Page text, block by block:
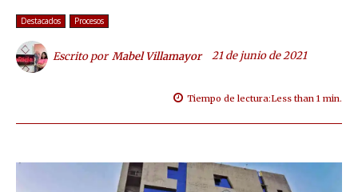
Destacados Procesos
Escrito por Mabel Villamayor 21 de junio de 2021
Tiempo de lectura:Less than 1 min.